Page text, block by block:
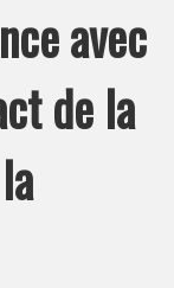
avec
de la